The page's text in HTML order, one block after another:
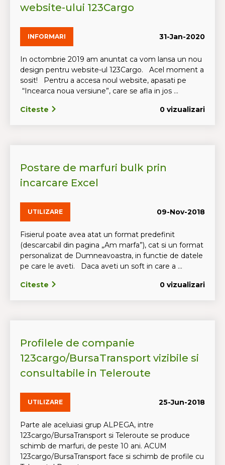
website-ului 123Cargo
INFORMARI 31-Jan-2020
In octombrie 2019 am anuntat ca vom lansa un nou
design pentru website-ul 123Cargo. Acel moment a
sosit! Pentru a accesa noul website, apasati pe
“Incearca noua versiune”, care se afla in jos ...
Citeste 0 vizualizari
Postare de marfuri bulk prin
incarcare Excel
UTILIZARE 09-Nov-2018
Fisierul poate avea atat un format predefinit
(descarcabil din pagina „Am marfa”), cat si un format
personalizat de Dumneavoastra, in functie de datele
pe care le aveti. Daca aveti un soft in care a ...
Citeste 0 vizualizari
Profilele de companie
123cargo/BursaTransport vizibile si
consultabile in Teleroute
UTILIZARE 25-Jun-2018
Parte ale aceluiasi grup ALPEGA, intre
123cargo/BursaTransport si Teleroute se produce
schimb de marfuri, de peste 10 ani. ACUM
123cargo/BursaTransport face si schimb de profile cu